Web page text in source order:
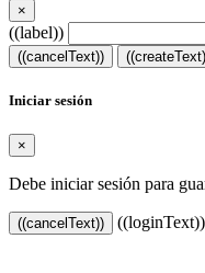
×
((label))
((cancelText))
Iniciar sesión
×
Debe iniciar sesión para
((cancelText))
((loginText))